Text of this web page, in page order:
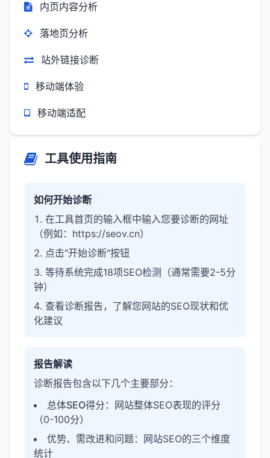
内页内容分析
落地页分析
站外链接诊断
移动端体验
移动端适配
工具使用指南
如何开始诊断
在工具首页的输入框中输入您要诊断的网址
（例如：https://seov.cn）
点击"开始诊断"按钮
等待系统完成18项SEO检测（通常需要2-5分
钟）
查看诊断报告，了解您网站的SEO现状和优
化建议
报告解读
诊断报告包含以下几个主要部分：
总体SEO得分 ：网站整体SEO表现的评分
（0-100分）
优势、需改进和问题：网站SEO的三个维度
统计